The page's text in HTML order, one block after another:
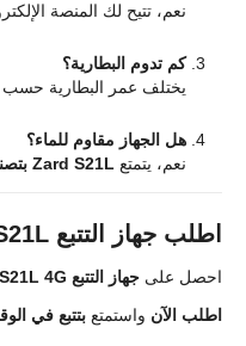
نعم، تتيح لك المنصة
كم تدوم البطارية؟
يختلف عمر البطارية حسب
هل الجهاز مقاوم للماء؟
نعم، يتمتع Zard S21L بتصنيف IP65
اطلب جهاز التتبع Zard S21L اليوم!
احصل على جهاز التتبع GPS Zard S21L 4G
اطلب الآن واستمتع بتتبع في